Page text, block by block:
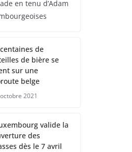
en tenu d’Adam
de
de bière se
sur une
belge
2021
valide la
des
dès le 7 avril